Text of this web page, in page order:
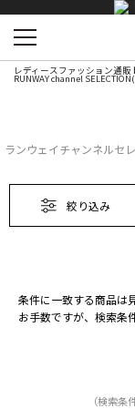
レディースファッション通販
RUNWAY channel
ランウェイチャンネルセ
絞り込み
条件に一致する商品は
お手数ですが、検索条
（検索条